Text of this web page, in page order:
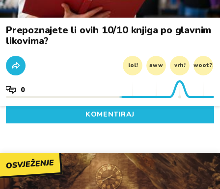
Prepoznajete li ovih 10/10 knjiga po glavnim
likovima?
lol! aww vrh! woot?!
0
KOMENTIRAJ
OSVJEŽENJE